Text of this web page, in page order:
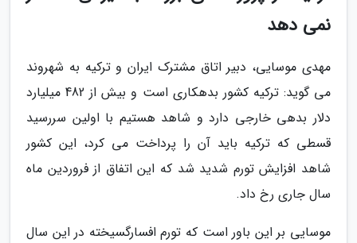
نمی دهد
مهدی موسایی، دبیر اتاق مشترک ایران و ترکیه به شهروند
می گوید: ترکیه کشور بدهکاری است و بیش از 482 میلیارد
دلار بدهی خارجی دارد و شاهد هستیم با اولین سررسید
قسطی که ترکیه باید آن را پرداخت می کرد، این کشور
شاهد افزایش تورم شدید شد که این اتفاق از فروردین ماه
سال جاری رخ داد.
موسایی بر این باور است که تورم افسارگسیخته در این سال